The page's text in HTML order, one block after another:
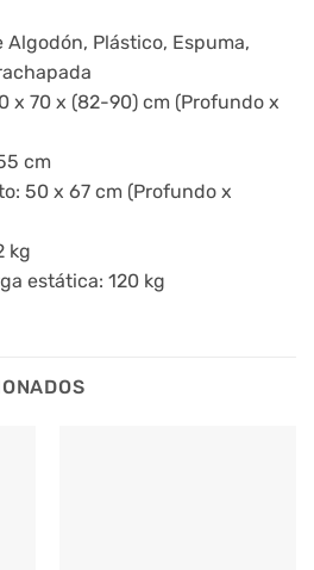
Algodón, Plástico, Espuma,
x 70 x (82-90) cm (Profundo x
cm
50 x 67 cm (Profundo x
kg
estática: 120 kg